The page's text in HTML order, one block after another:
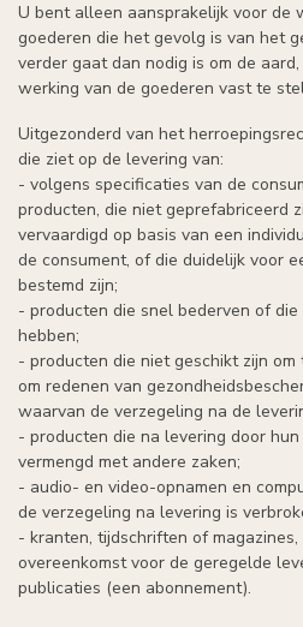
U bent alleen aansprakelijk voor de
goederen die het gevolg is van het
verder gaat dan nodig is om de
werking van de goederen vast te
Uitgezonderd van het
die ziet op de levering van:
- volgens specificaties van de
producten, die niet geprefabriceerd
vervaardigd op basis van een
de consument, of die duidelijk voor
bestemd zijn;
- producten die snel bederven of
hebben;
- producten die niet geschikt zijn
om redenen van
waarvan de verzegeling na de
- producten die na levering door
vermengd met andere zaken;
- audio- en video-opnamen en
de verzegeling na levering is
- kranten, tijdschriften of
overeenkomst voor de geregelde
publicaties (een abonnement).